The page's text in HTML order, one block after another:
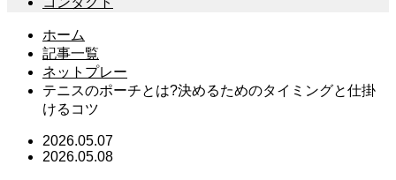
ホーム
記事一覧
ネットプレー
テニスのポーチとは?決めるためのタイミングと仕掛
けるコツ
2026.05.07
2026.05.08